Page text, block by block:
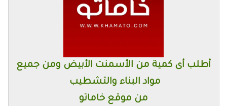
أطلب أى كمية من الأسمنت الأبيض ومن جميع
مواد البناء والتشطيب
من موقع خاماتو